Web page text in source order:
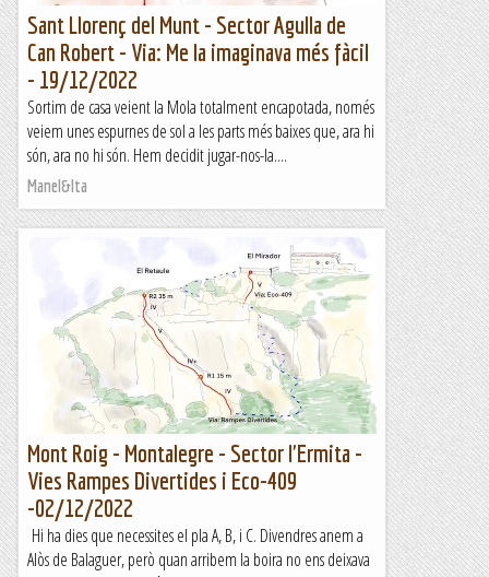
Sant Llorenç del Munt - Sector Agulla de
Can Robert - Via: Me la imaginava més fàcil
- 19/12/2022
Sortim de casa veient la Mola totalment encapotada, només
veiem unes espurnes de sol a les parts més baixes que, ara hi
són, ara no hi són. Hem decidit jugar-nos-la....
Manel&Ita
Mont Roig - Montalegre - Sector l'Ermita -
Vies Rampes Divertides i Eco-409
-02/12/2022
Hi ha dies que necessites el pla A, B, i C. Divendres anem a
Alòs de Balaguer, però quan arribem la boira no ens deixava